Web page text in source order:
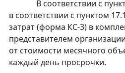
В соответствии с
в соответствии с пунктом
затрат (форма КС-3) в
представителем
от стоимости месячного
каждый день просрочки.